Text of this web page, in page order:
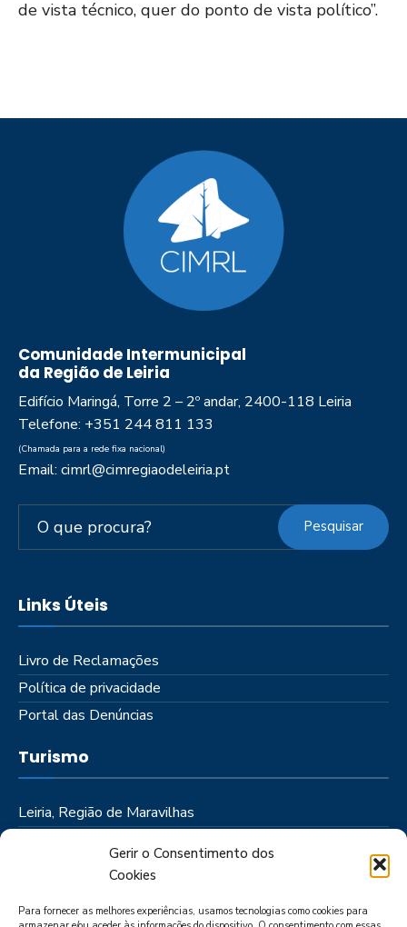
Gerir o Consentimento dos
Cookies
Para fornecer as melhores experiências, usamos tecnologias como cookies para
de vista técnico, quer do ponto de vista político”.
Comunidade Intermunicipal
da Região de Leiria
Edifício Maringá, Torre 2 – 2º andar, 2400-118 Leiria
Telefone: +351 244 811 133
(Chamada para a rede fixa nacional)
Email: cimrl@cimregiaodeleiria.pt
Pesquisar
Links Úteis
Livro de Reclamações
Política de privacidade
Portal das Denúncias
Turismo
Leiria, Região de Maravilhas
Roteiros